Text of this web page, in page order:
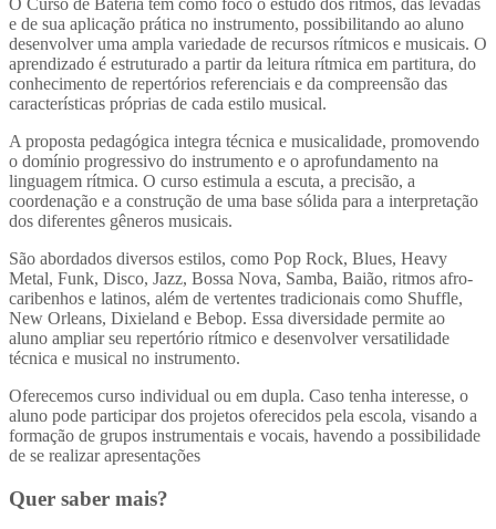
O Curso de Bateria tem como foco o estudo dos ritmos, das levadas
e de sua aplicação prática no instrumento, possibilitando ao aluno
desenvolver uma ampla variedade de recursos rítmicos e musicais. O
aprendizado é estruturado a partir da leitura rítmica em partitura, do
conhecimento de repertórios referenciais e da compreensão das
características próprias de cada estilo musical.
A proposta pedagógica integra técnica e musicalidade, promovendo
o domínio progressivo do instrumento e o aprofundamento na
linguagem rítmica. O curso estimula a escuta, a precisão, a
coordenação e a construção de uma base sólida para a interpretação
dos diferentes gêneros musicais.
São abordados diversos estilos, como Pop Rock, Blues, Heavy
Metal, Funk, Disco, Jazz, Bossa Nova, Samba, Baião, ritmos afro-
caribenhos e latinos, além de vertentes tradicionais como Shuffle,
New Orleans, Dixieland e Bebop. Essa diversidade permite ao
aluno ampliar seu repertório rítmico e desenvolver versatilidade
técnica e musical no instrumento.
Oferecemos curso individual ou em dupla. Caso tenha interesse, o
aluno pode participar dos projetos oferecidos pela escola, visando a
formação de grupos instrumentais e vocais, havendo a possibilidade
de se realizar apresentações
Quer saber mais?